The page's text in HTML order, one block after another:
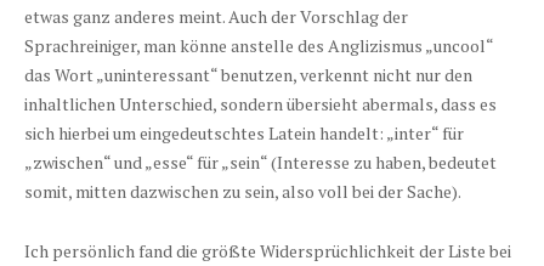
etwas ganz anderes meint. Auch der Vorschlag der
Sprachreiniger, man könne anstelle des Anglizismus „uncool“
das Wort „uninteressant“ benutzen, verkennt nicht nur den
inhaltlichen Unterschied, sondern übersieht abermals, dass es
sich hierbei um eingedeutschtes Latein handelt: „inter“ für
„zwischen“ und „esse“ für „sein“ (Interesse zu haben, bedeutet
somit, mitten dazwischen zu sein, also voll bei der Sache).
Ich persönlich fand die größte Widersprüchlichkeit der Liste bei